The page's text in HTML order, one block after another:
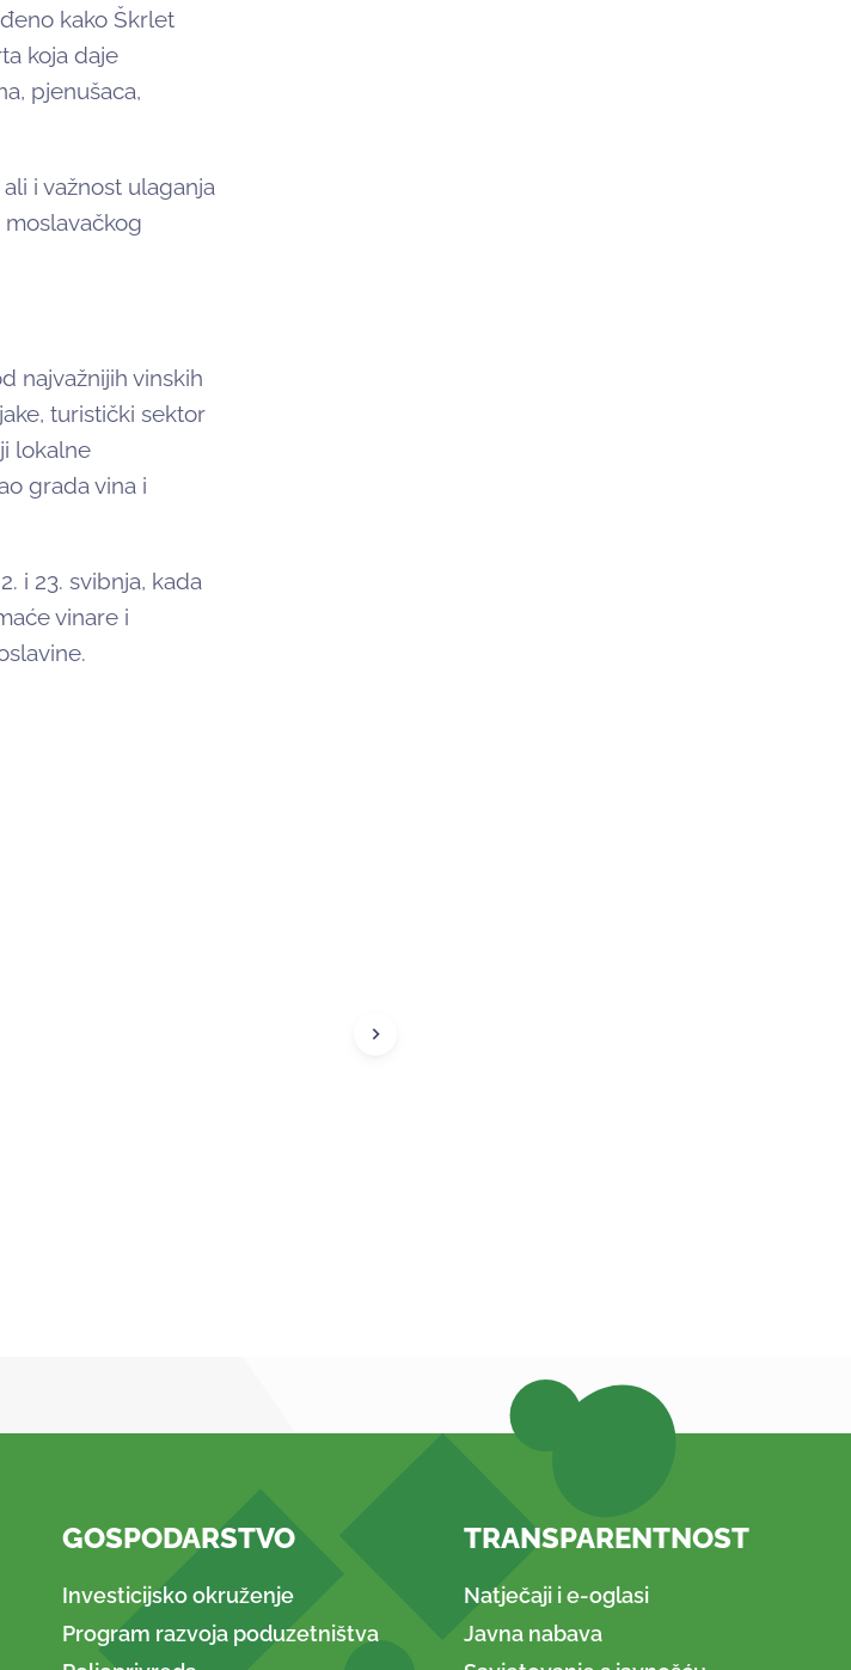
kako Škrlet
koja daje
pjenušaca,
i važnost ulaganja
najvažnijih vinskih
turistički sektor
lokalne
grada vina i
i 23. svibnja, kada
vinare i
GOSPODARSTVO
Investicijsko okruženje
Program razvoja poduzetništva
TRANSPARENTNOST
Natječaji i e-oglasi
Javna nabava